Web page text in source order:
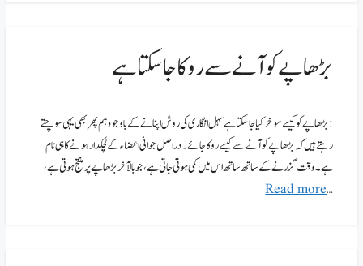
بڑھاپے کو آنے سے روکا جاسکتا ہے
:بڑھاپے کو کیسے موخر کیا جاسکتا ہے سہل انگاری کی روش اپنانے کے باوجود ہم پھر بھی یہی سوچتے
رہتے ہیں کہ بڑھاپے کو آنے سے کیسے روکا جائے۔دراصل جوانی اعضاء کے لچکدار ہونے کا ہی نام
ہے۔وقت گزرنے کے ساتھ ساتھ اس میں کمی ہوتی جاتی ہے، جو بالآخر بڑھاپے پر منتج ہوتی ہے،
…
Read more